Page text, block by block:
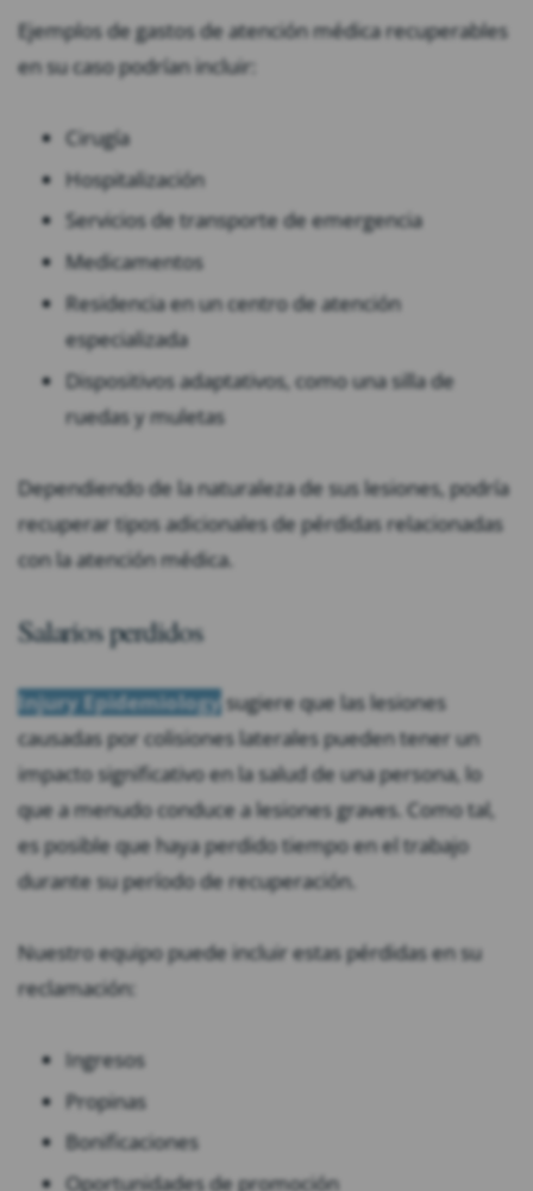
Ejemplos de gastos de atención médica recuperables
en su caso podrían incluir:
Cirugía
Hospitalización
Servicios de transporte de emergencia
Medicamentos
Residencia en un centro de atención
especializada
Dispositivos adaptativos, como una silla de
ruedas y muletas
Dependiendo de la naturaleza de sus lesiones, podría
recuperar tipos adicionales de pérdidas relacionadas
con la atención médica.
Salarios perdidos
Injury Epidemiology sugiere que las lesiones
causadas por colisiones laterales pueden tener un
impacto significativo en la salud de una persona, lo
que a menudo conduce a lesiones graves. Como tal,
es posible que haya perdido tiempo en el trabajo
durante su período de recuperación.
Nuestro equipo puede incluir estas pérdidas en su
reclamación:
Ingresos
Propinas
Bonificaciones
Oportunidades de promoción